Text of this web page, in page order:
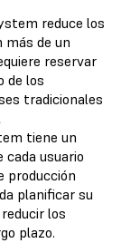
reduce los
más de un
reservar
de los
tradicionales
tiene un
cada usuario
producción
planificar su
los
plazo.